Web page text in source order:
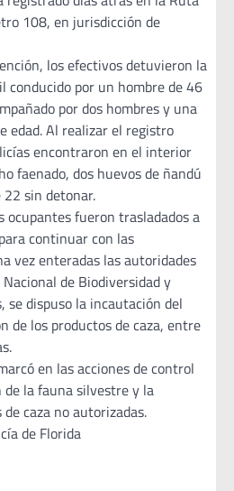
108, en jurisdicción de
los efectivos detuvieron la
conducido por un hombre de 46
por dos hombres y una
edad. Al realizar el registro
encontraron en el interior
faenado, dos huevos de ñandú
sin detonar.
ocupantes fueron trasladados a
continuar con las
vez enteradas las autoridades
de Biodiversidad y
se dispuso la incautación del
de los productos de caza, entre
en las acciones de control
la fauna silvestre y la
caza no autorizadas.
de Florida